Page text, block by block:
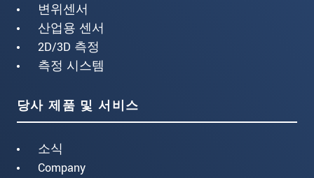
변위센서
산업용 센서
2D/3D 측정
측정 시스템
당사 제품 및 서비스
소식
Company